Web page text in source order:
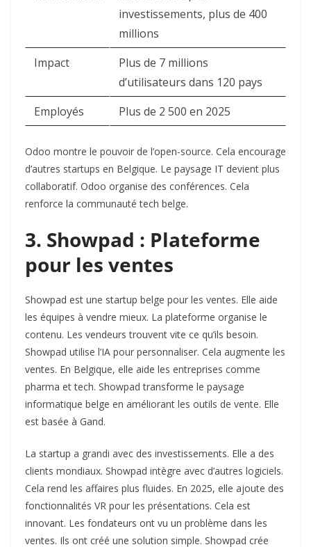
investissements, plus de 400
millions
Impact
Plus de 7 millions
d’utilisateurs dans 120 pays
Employés
Plus de 2 500 en 2025
Odoo montre le pouvoir de l’open-source. Cela encourage
d’autres startups en Belgique. Le paysage IT devient plus
collaboratif. Odoo organise des conférences. Cela
renforce la communauté tech belge.
3. Showpad : Plateforme
pour les ventes
Showpad est une startup belge pour les ventes. Elle aide
les équipes à vendre mieux. La plateforme organise le
contenu. Les vendeurs trouvent vite ce qu’ils besoin.
Showpad utilise l’IA pour personnaliser. Cela augmente les
ventes. En Belgique, elle aide les entreprises comme
pharma et tech. Showpad transforme le paysage
informatique belge en améliorant les outils de vente. Elle
est basée à Gand.
La startup a grandi avec des investissements. Elle a des
clients mondiaux. Showpad intègre avec d’autres logiciels.
Cela rend les affaires plus fluides. En 2025, elle ajoute des
fonctionnalités VR pour les présentations. Cela est
innovant. Les fondateurs ont vu un problème dans les
ventes. Ils ont créé une solution simple. Showpad crée